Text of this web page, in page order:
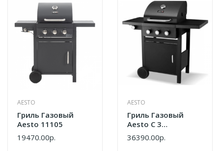
AESTO
Гриль Газовый
Aesto 11105
19470.00р.
AESTO
Гриль Газовый
Aesto С 3
Горелками 11101
36390.00р.